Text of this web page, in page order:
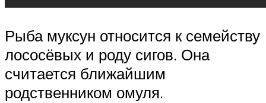
Рыба муксун относится к семейству
лососёвых и роду сигов. Она
считается ближайшим
родственником омуля.